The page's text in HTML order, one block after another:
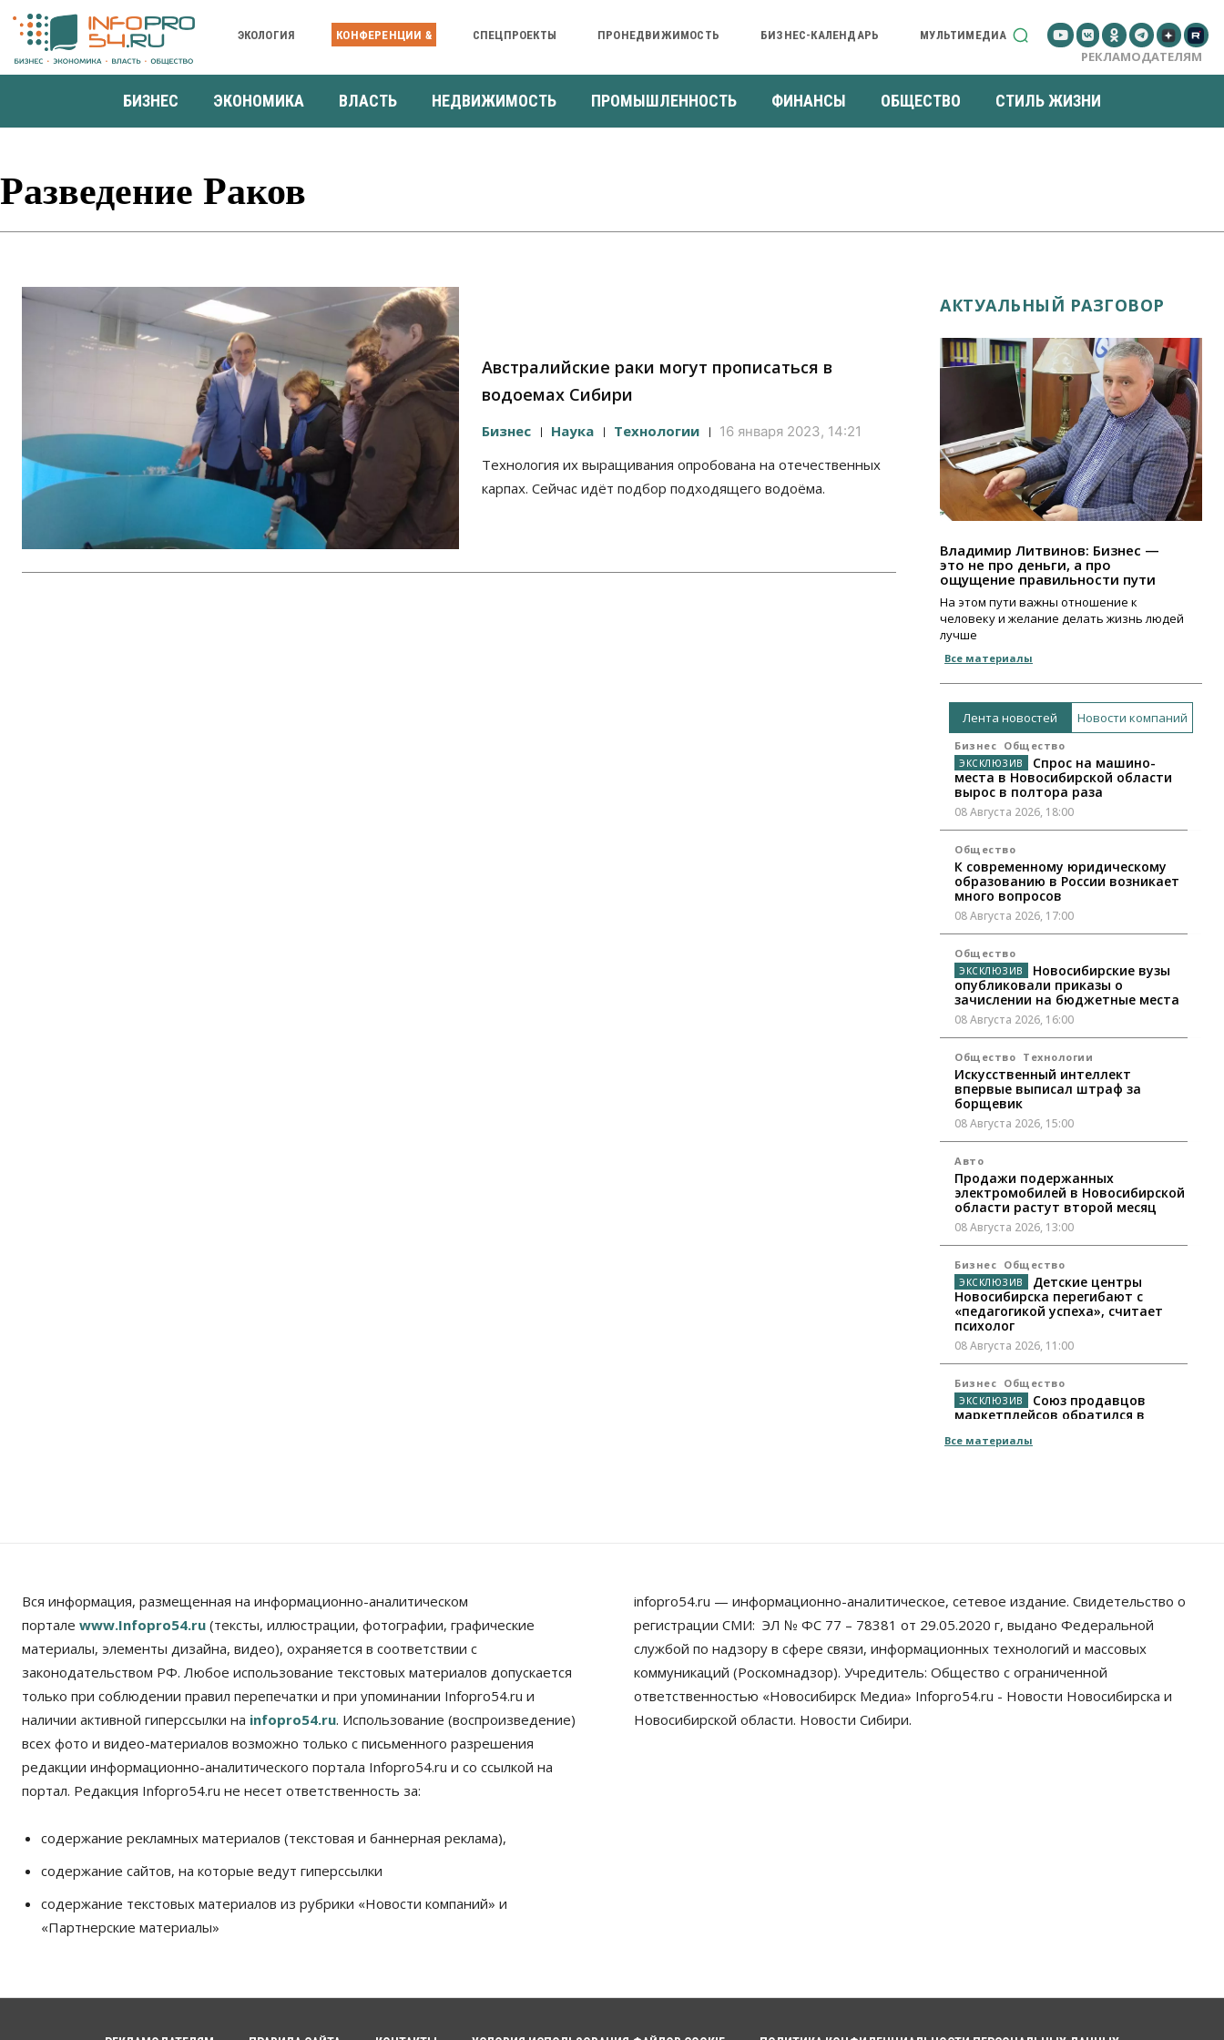
ЭКОЛОГИЯ КОНФЕРЕНЦИИ & СПЕЦПРОЕКТЫ ПРОНЕДВИЖИМОСТЬ БИЗНЕС-КАЛЕНДАРЬ МУЛЬТИМЕДИА
РЕКЛАМОДАТЕЛЯМ
БИЗНЕС ЭКОНОМИКА ВЛАСТЬ НЕДВИЖИМОСТЬ ПРОМЫШЛЕННОСТЬ ФИНАНСЫ ОБЩЕСТВО СТИЛЬ ЖИЗНИ
Разведение Раков
Австралийские раки могут прописаться в
водоемах Сибири
Бизнес Наука Технологии 16 января 2023, 14:21
Технология их выращивания опробована на отечественных
карпах. Сейчас идёт подбор подходящего водоёма.
АКТУАЛЬНЫЙ РАЗГОВОР
Владимир Литвинов: Бизнес —
это не про деньги, а про
ощущение правильности пути
На этом пути важны отношение к
человеку и желание делать жизнь людей
лучше
Все материалы
Лента новостей Новости компаний
Бизнес Общество
Спрос на машино-
места в Новосибирской области
вырос в полтора раза
08 Августа 2026, 18:00
Общество
К современному юридическому
образованию в России возникает
много вопросов
08 Августа 2026, 17:00
Общество
Новосибирские вузы
опубликовали приказы о
зачислении на бюджетные места
08 Августа 2026, 16:00
Общество Технологии
Искусственный интеллект
впервые выписал штраф за
борщевик
08 Августа 2026, 15:00
Авто
Продажи подержанных
электромобилей в Новосибирской
области растут второй месяц
08 Августа 2026, 13:00
Бизнес Общество
Детские центры
Новосибирска перегибают с
«педагогикой успеха», считает
психолог
08 Августа 2026, 11:00
Бизнес Общество
Союз продавцов
маркетплейсов обратился в
WB
В Новосибирской
области резко сократился
грузооборот в автоперевозках
07 Августа 2026, 19:00
Общество
Все материалы
Вся информация, размещенная на информационно-аналитическом
портале www.Infopro54.ru (тексты, иллюстрации, фотографии, графические
материалы, элементы дизайна, видео), охраняется в соответствии с
законодательством РФ. Любое использование текстовых материалов допускается
только при соблюдении правил перепечатки и при упоминании Infopro54.ru и
наличии активной гиперссылки на infopro54.ru. Использование (воспроизведение)
всех фото и видео-материалов возможно только с письменного разрешения
редакции информационно-аналитического портала Infopro54.ru и со ссылкой на
портал. Редакция Infopro54.ru не несет ответственность за:
содержание рекламных материалов (текстовая и баннерная реклама),
содержание сайтов, на которые ведут гиперссылки
содержание текстовых материалов из рубрики «Новости компаний» и
«Партнерские материалы»
infopro54.ru — информационно-аналитическое, сетевое издание. Свидетельство о
регистрации СМИ: ЭЛ № ФС 77 – 78381 от 29.05.2020 г, выдано Федеральной
службой по надзору в сфере связи, информационных технологий и массовых
коммуникаций (Роскомнадзор). Учредитель: Общество с ограниченной
ответственностью «Новосибирск Медиа» Infopro54.ru - Новости Новосибирска и
Новосибирской области. Новости Сибири.